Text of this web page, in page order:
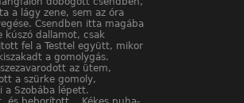
a lágy zene, sem az óra
Csendben itta magába
kúszó dallamot, csak
fel a Testtel együtt, mikor
a gomolygás.
az ütem,
a szürke gomoly,
a Szobába lépett.